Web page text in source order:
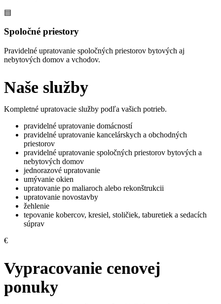
▤
Spoločné priestory
Pravidelné upratovanie spoločných priestorov bytových aj
nebytových domov a vchodov.
Naše služby
Kompletné upratovacie služby podľa vašich potrieb.
pravidelné upratovanie domácností
pravidelné upratovanie kancelárskych a obchodných
priestorov
pravidelné upratovanie spoločných priestorov bytových a
nebytových domov
jednorazové upratovanie
umývanie okien
upratovanie po maliaroch alebo rekonštrukcii
upratovanie novostavby
žehlenie
tepovanie kobercov, kresiel, stoličiek, taburetiek a sedacích
súprav
€
Vypracovanie cenovej
ponuky